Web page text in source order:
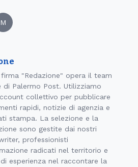
M
"Redazione" opera il team
di Palermo Post. Utilizziamo
collettivo per pubblicare
rapidi, notizie di agenzia e
stampa. La selezione e la
sono gestite dai nostri
professionisti
radicati nel territorio e
esperienza nel raccontare la